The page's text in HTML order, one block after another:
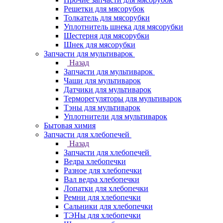
Решетки для мясорубок
Толкатель для мясорубки
Уплотнитель шнека для мясорубки
Шестерня для мясорубки
Шнек для мясорубки
Запчасти для мультиварок
Назад
Запчасти для мультиварок
Чаши для мультиварок
Датчики для мультиварок
Терморегуляторы для мультиварок
Тэны для мультиварок
Уплотнители для мультиварок
Бытовая химия
Запчасти для хлебопечей
Назад
Запчасти для хлебопечей
Ведра хлебопечки
Разное для хлебопечки
Вал ведра хлебопечки
Лопатки для хлебопечки
Ремни для хлебопечки
Сальники для хлебопечки
ТЭНы для хлебопечки